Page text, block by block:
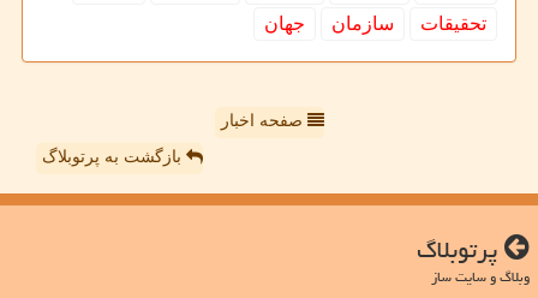
تحقیقات
سازمان جهان
صفحه اخبار
بازگشت به پرتوبلاگ
پرتوبلاگ
وبلاگ و سایت ساز